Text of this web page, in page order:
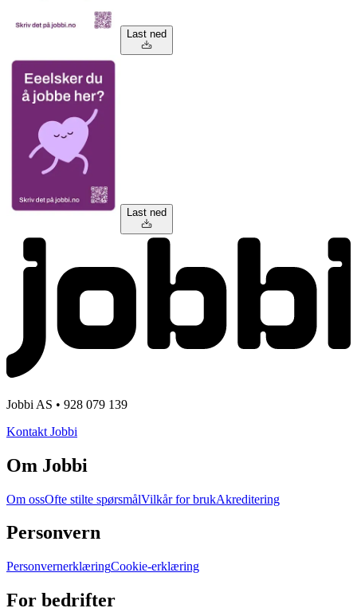
Last ned
Last ned
Jobbi AS • 928 079 139
Kontakt Jobbi
Om Jobbi
Om ossOfte stilte spørsmålVilkår for brukAkreditering
Personvern
PersonvernerklæringCookie-erklæring
For bedrifter